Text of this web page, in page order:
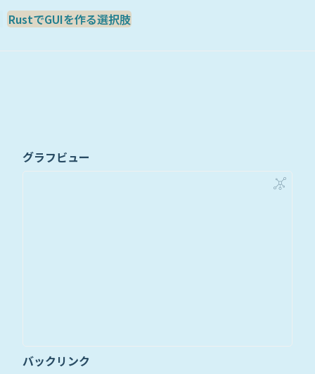
RustでGUIを作る選択肢
グラフビュー
バックリンク